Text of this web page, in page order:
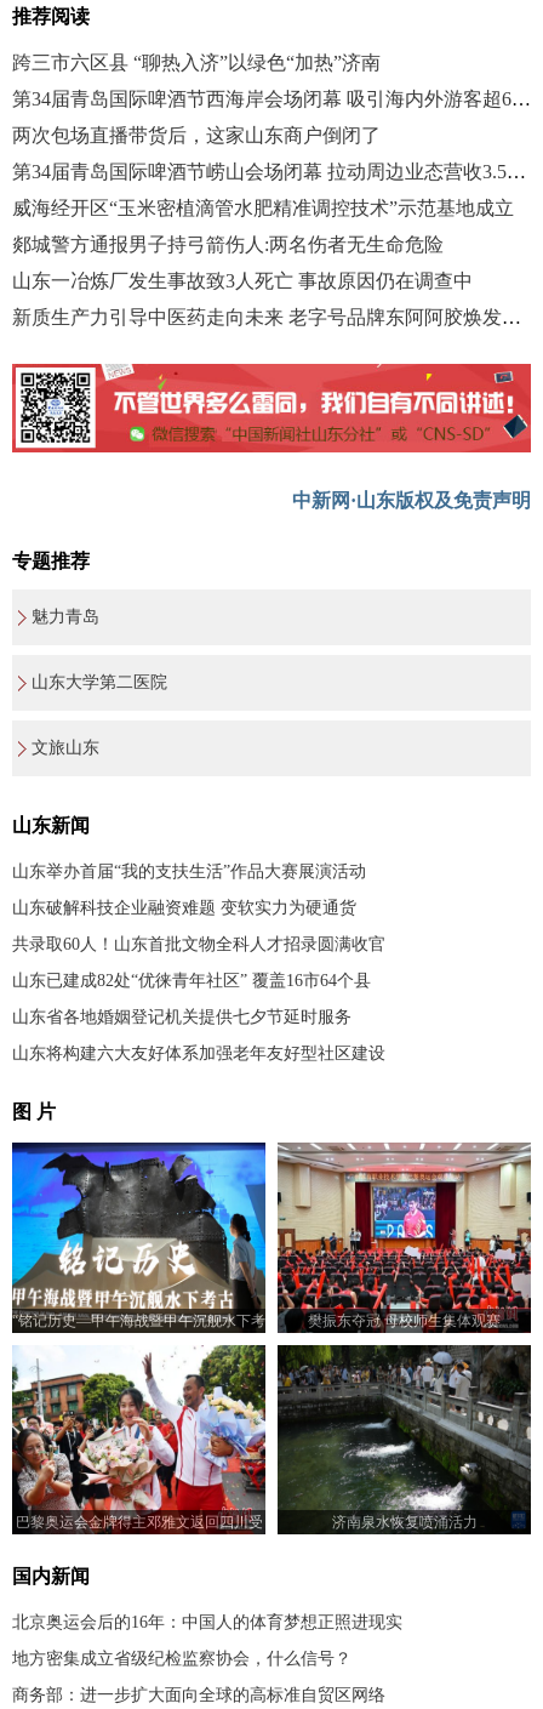
推荐阅读
跨三市六区县 “聊热入济”以绿色“加热”济南
第34届青岛国际啤酒节西海岸会场闭幕 吸引海内外游客超636万人次
两次包场直播带货后，这家山东商户倒闭了
第34届青岛国际啤酒节崂山会场闭幕 拉动周边业态营收3.5亿元
威海经开区“玉米密植滴管水肥精准调控技术”示范基地成立
郯城警方通报男子持弓箭伤人:两名伤者无生命危险
山东一冶炼厂发生事故致3人死亡 事故原因仍在调查中
新质生产力引导中医药走向未来 老字号品牌东阿阿胶焕发年轻态
中新网·山东版权及免责声明
专题推荐
魅力青岛
山东大学第二医院
文旅山东
山东新闻
山东举办首届“我的支扶生活”作品大赛展演活动
山东破解科技企业融资难题 变软实力为硬通货
共录取60人！山东首批文物全科人才招录圆满收官
山东已建成82处“优徕青年社区” 覆盖16市64个县
山东省各地婚姻登记机关提供七夕节延时服务
山东将构建六大友好体系加强老年友好型社区建设
图 片
“铭记历史—甲午海战暨甲午沉舰水下考
古展”在山东济南开展
樊振东夺冠 母校师生集体观赛
巴黎奥运会金牌得主邓雅文返回四川受
济南泉水恢复喷涌活力
国内新闻
北京奥运会后的16年：中国人的体育梦想正照进现实
地方密集成立省级纪检监察协会，什么信号？
商务部：进一步扩大面向全球的高标准自贸区网络